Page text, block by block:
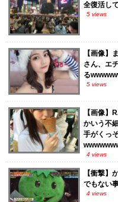
全復活し
5 views
【画像】
さん、エ
る
5 views
【画像】
かいう不
手がくっ
4 views
【衝撃】
でもない
4 views